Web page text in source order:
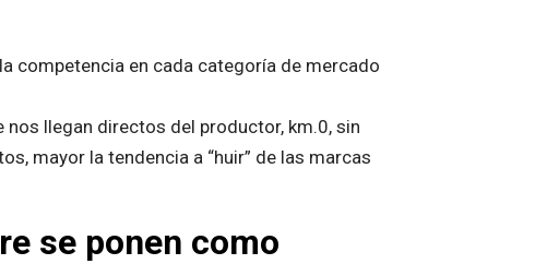
competencia en cada categoría de mercado
nos llegan directos del productor, km.0, sin
mayor la tendencia a “huir” de las marcas
se ponen como